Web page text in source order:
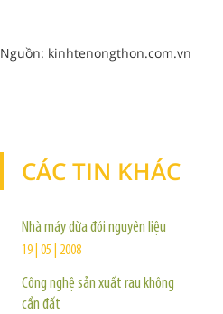
Nguồn: kinhtenongthon.com.vn
CÁC TIN KHÁC
Nhà máy dừa đói nguyên liệu
19 | 05 | 2008
Công nghệ sản xuất rau không
cần đất